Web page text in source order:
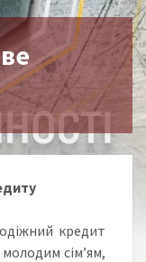
кредит
сім’ям,